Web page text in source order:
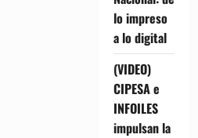
lo impreso
a lo digital
(VIDEO)
CIPESA e
INFOILES
impulsan la